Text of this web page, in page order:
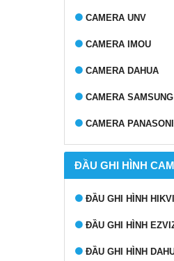
CAMERA UNV
CAMERA IMOU
CAMERA DAHUA
CAMERA SAMSUNG
CAMERA
ĐẦU GHI HÌNH
ĐẦU GHI HÌNH
ĐẦU GHI HÌNH
ĐẦU GHI HÌNH